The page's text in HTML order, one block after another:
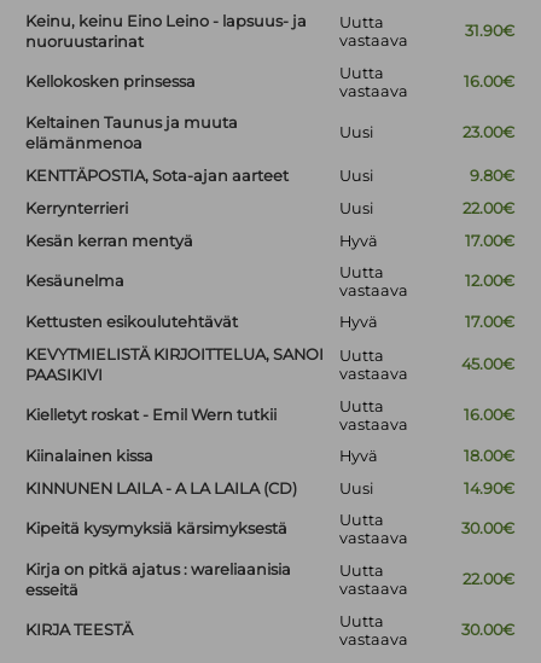
Keinu, keinu Eino Leino - lapsuus- ja
nuoruustarinat
Uutta
vastaava
31.90€
Kellokosken prinsessa
Uutta
vastaava
16.00€
Keltainen Taunus ja muuta
elämänmenoa
Uusi 23.00€
KENTTÄPOSTIA, Sota-ajan aarteet Uusi
9.80€
Kerrynterrieri
Uusi
22.00€
Kesän kerran mentyä
Hyvä 17.00€
Kesäunelma
Uutta
vastaava
12.00€
Kettusten esikoulutehtävät Hyvä
17.00€
KEVYTMIELISTÄ KIRJOITTELUA, SANOI
PAASIKIVI
Uutta
vastaava
45.00€
Kielletyt roskat - Emil Wern tutkii
Uutta
vastaava
16.00€
Kiinalainen kissa Hyvä
18.00€
KINNUNEN LAILA - A LA LAILA (CD)
Uusi 14.90€
Kipeitä kysymyksiä kärsimyksestä
Uutta
vastaava
30.00€
Kirja on pitkä ajatus : wareliaanisia
esseitä
Uutta
vastaava
22.00€
KIRJA TEESTÄ
Uutta
vastaava
30.00€